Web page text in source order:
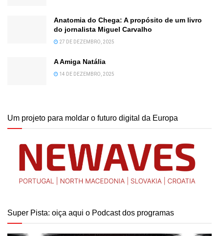
Anatomia do Chega: A propósito de um livro
do jornalista Miguel Carvalho
27 DE DEZEMBRO, 2025
A Amiga Natália
14 DE DEZEMBRO, 2025
Um projeto para moldar o futuro digital da Europa
Super Pista: oiça aqui o Podcast dos programas